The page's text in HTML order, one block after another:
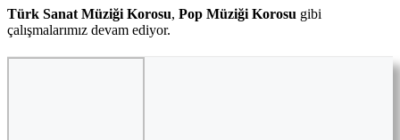
Türk Sanat Müziği Korosu, Pop Müziği Korosu gibi
çalışmalarımız devam ediyor.